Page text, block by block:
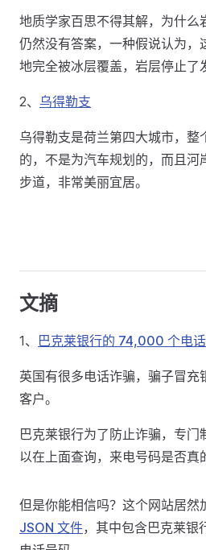
地质学家百思不得其解，为什么
仍然没有答案，一种假说认为，
地完全被冰层覆盖，岩层停止了
2、 乌得勒支
乌得勒支是荷兰第四大城市，整
的，不是为汽车规划的，而且河
步道，非常美丽宜居。
文摘
1、 巴克莱银行的 74,000 个电
英国有很多电话诈骗，骗子冒充
客户。
巴克莱银行为了防止诈骗，专
以在上面查询，来电号码是否真
但是你能相信吗？这个网站居然
JSON 文件，其中包含巴克莱